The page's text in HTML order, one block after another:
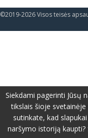
©2019-2026 Visos teisės
Siekdami pagerinti Jūsų
tikslais šioje
sutinkate, kad
naršymo istoriją kaupti?